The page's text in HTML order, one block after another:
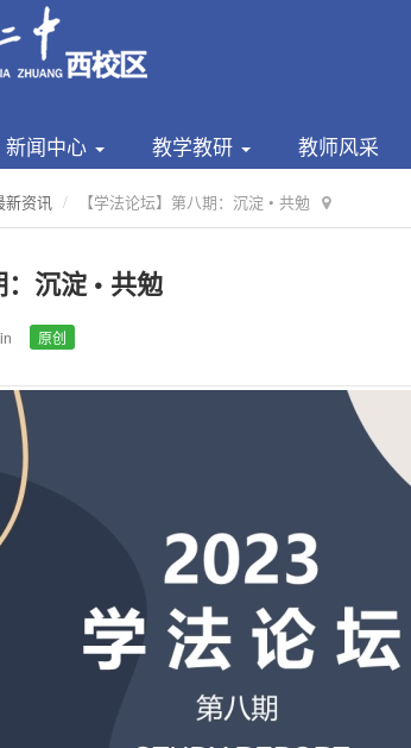
新闻中心 教学教研 教师风采
新资讯 【学法论坛】第八期：沉淀 • 共勉
：沉淀 • 共勉
原创